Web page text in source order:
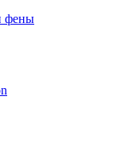
фены